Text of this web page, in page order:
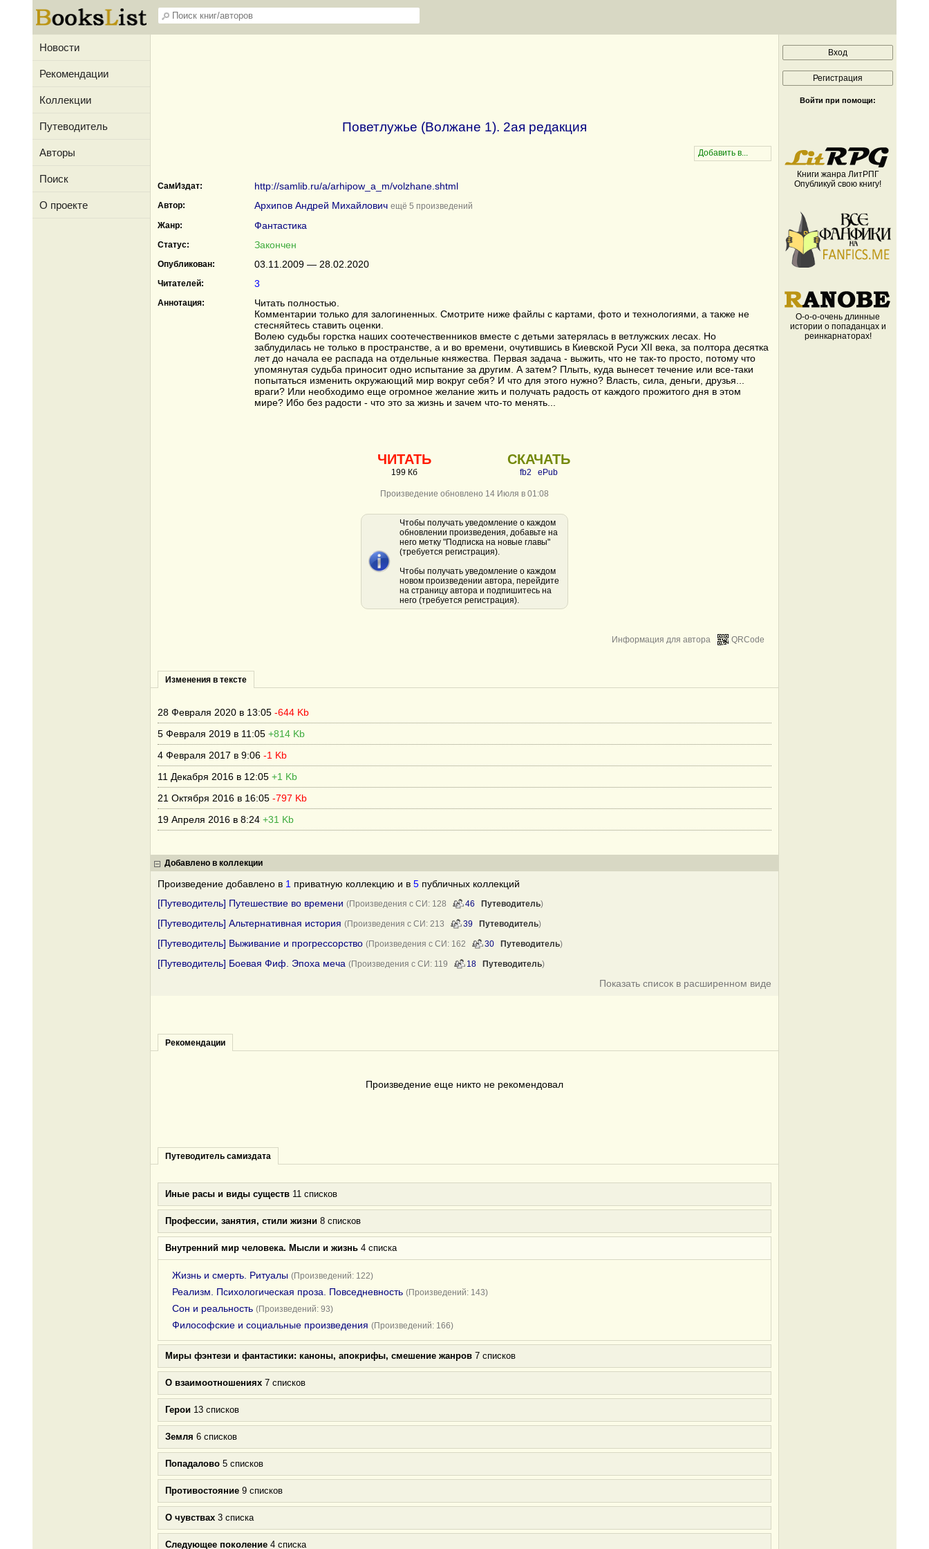
Новости
Рекомендации
Коллекции
Путеводитель
Авторы
Поиск
О проекте
Поветлужье (Волжане 1). 2ая редакция
СамИздат: http://samlib.ru/a/arhipow_a_m/volzhane.shtml
Автор: Архипов Андрей Михайлович ещё 5 произведений
Жанр:
Фантастика
Статус: Закончен
Опубликован: 03.11.2009 — 28.02.2020
Читателей: 3
Аннотация:
Читать полностью.
Комментарии только для залогиненных. Смотрите ниже файлы с картами, фото и технологиями, а также не
стесняйтесь ставить оценки.
Волею судьбы горстка наших соотечественников вместе с детьми затерялась в ветлужских лесах. Но
заблудилась не только в пространстве, а и во времени, очутившись в Киевской Руси XII века, за полтора десятка
лет до начала ее распада на отдельные княжества. Первая задача - выжить, что не так-то просто, потому что
упомянутая судьба приносит одно испытание за другим. А затем? Плыть, куда вынесет течение или все-таки
попытаться изменить окружающий мир вокруг себя? И что для этого нужно? Власть, сила, деньги, друзья...
враги? Или необходимо еще огромное желание жить и получать радость от каждого прожитого дня в этом
мире? Ибо без радости - что это за жизнь и зачем что-то менять...
ЧИТАТЬ
199 Кб
СКАЧАТЬ
fb2 ePub
Произведение обновлено 14 Июля в 01:08
Чтобы получать уведомление о каждом
обновлении произведения, добавьте на
него метку "Подписка на новые главы"
(требуется регистрация).
Чтобы получать уведомление о каждом
новом произведении автора, перейдите
на страницу автора и подпишитесь на
него (требуется регистрация).
QRCode
Информация для автора
Изменения в тексте
28 Февраля 2020 в 13:05 -644 Kb
5 Февраля 2019 в 11:05 +814 Kb
4 Февраля 2017 в 9:06 -1 Kb
11 Декабря 2016 в 12:05 +1 Kb
21 Октября 2016 в 16:05 -797 Kb
19 Апреля 2016 в 8:24 +31 Kb
Добавлено в коллекции
Произведение добавлено в 1 приватную коллекцию и в 5 публичных коллекций
[Путеводитель] Путешествие во времени (Произведения с СИ: 128 46 Путеводитель)
[Путеводитель] Альтернативная история (Произведения с СИ: 213 39 Путеводитель)
[Путеводитель] Выживание и прогрессорство (Произведения с СИ: 162 30 Путеводитель)
[Путеводитель] Боевая Фиф. Эпоха меча (Произведения с СИ: 119 18 Путеводитель)
Показать список в расширенном виде
Рекомендации
Произведение еще никто не рекомендовал
Путеводитель самиздата
Иные расы и виды существ 11 списков
Профессии, занятия, стили жизни 8 списков
Внутренний мир человека. Мысли и жизнь 4 списка
Жизнь и смерть. Ритуалы (Произведений: 122)
Реализм. Психологическая проза. Повседневность (Произведений: 143)
Сон и реальность (Произведений: 93)
Философские и социальные произведения (Произведений: 166)
Миры фэнтези и фантастики: каноны, апокрифы, смешение жанров 7 списков
О взаимоотношениях 7 списков
Герои 13 списков
Земля 6 списков
Попадалово 5 списков
Противостояние 9 списков
О чувствах 3 списка
Следующее поколение 4 списка
Войти при помощи:
Книги жанра ЛитРПГ
Опубликуй свою книгу!
О-о-о-очень длинные
истории о попаданцах и
реинкарнаторах!